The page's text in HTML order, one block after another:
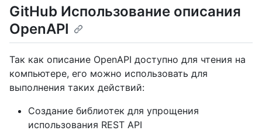
GitHub Использование описания
OpenAPI
Так как описание OpenAPI доступно для чтения на
компьютере, его можно использовать для
выполнения таких действий:
Создание библиотек для упрощения
использования REST API